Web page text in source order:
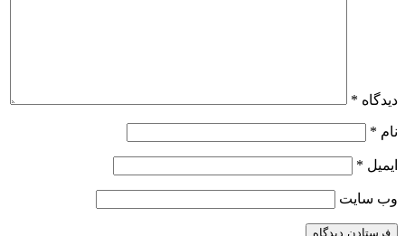
دیدگاه *
نام *
ایمیل *
وب‌ سایت